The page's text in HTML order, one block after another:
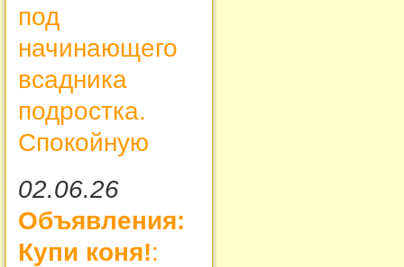
под
начинающего
всадника
подростка.
Спокойную
02.06.26
Объявления:
Купи коня!: